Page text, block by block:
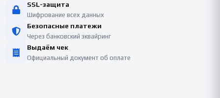
SSL-защита
Шифрование всех данных
Безопасные платежи
Через банковский эквайринг
Выдаём чек
Официальный документ об оплате